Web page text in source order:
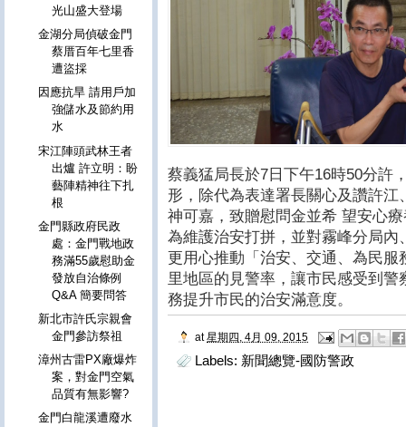
蔡義猛局長於7日下午16時50分許
形，除代為表達署長關心及讚許
神可嘉，致贈慰問金並希 望安心
為維護治安打拼，並對霧峰分局
更用心推動「治安、交通、為民
里地區的見警率，讓市民感受到
務提升市民的治安滿意度。
at 星期四, 4月 09, 2015
Labels: 新聞總覽-國防警政
光山盛大登場
金湖分局偵破金門
蔡厝百年七里香
遭盜採
因應抗旱 請用戶加
強儲水及節約用
水
宋江陣頭武林王者
出爐 許立明：盼
藝陣精神往下扎
根
金門縣政府民政
處：金門戰地政
務滿55歲慰助金
發放自治條例
Q&A 簡要問答
新北市許氏宗親會
金門參訪祭祖
漳州古雷PX廠爆炸
案，對金門空氣
品質有無影響?
金門白龍溪遭廢水